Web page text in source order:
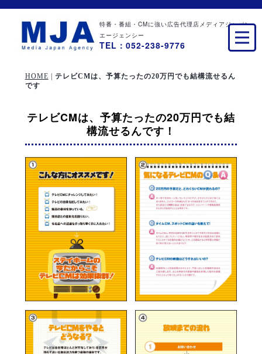
特番・番組・CMに強い広告代理店メディアジャパン
エージェンシー
TEL：052-238-9776
HOME
テレビCMは、予算たったの20万円でも結構流せるん
です
テレビCMは、予算たったの20万円でも結
構流せるんです！